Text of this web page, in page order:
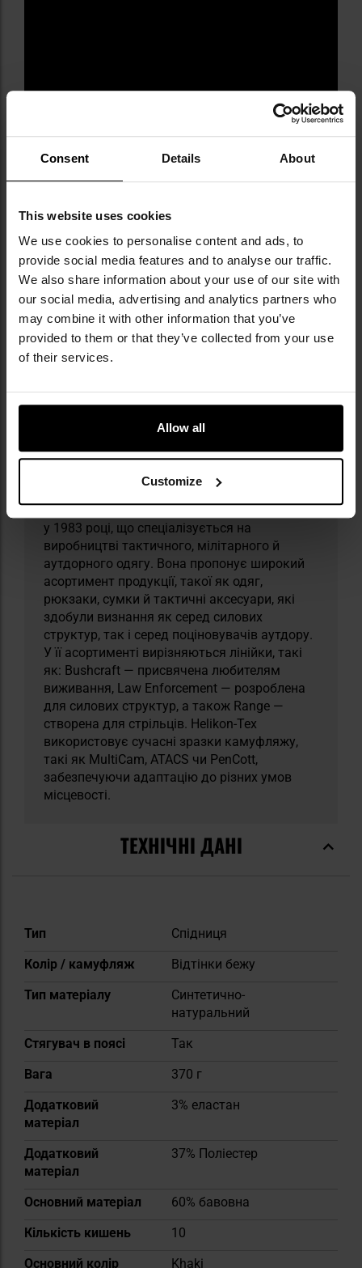
Consent Details About
This website uses cookies
We use cookies to personalise content and ads, to
provide social media features and to analyse our traffic.
We also share information about your use of our site with
our social media, advertising and analytics partners who
may combine it with other information that you’ve
provided to them or that they’ve collected from your use
of their services.
Allow all
Customize
Інформація про виробника та техніку безпеки
Militaria.pl є офіційним дистриб’ютором
бренду Helikon-Tex.
Helikon-Tex — польська компанія, заснована
у 1983 році, що спеціалізується на
виробництві тактичного, мілітарного й
аутдорного одягу. Вона пропонує широкий
асортимент продукції, такої як одяг,
рюкзаки, сумки й тактичні аксесуари, які
здобули визнання як серед силових
структур, так і серед поціновувачів аутдору.
У її асортименті вирізняються лінійки, такі
як: Bushcraft — присвячена любителям
виживання, Law Enforcement — розроблена
для силових структур, а також Range —
створена для стрільців. Helikon-Tex
використовує сучасні зразки камуфляжу,
такі як MultiCam, ATACS чи PenCott,
забезпечуючи адаптацію до різних умов
місцевості.
ТЕХНІЧНІ ДАНІ
Докладніше
Тип
Спідниця
Колір / камуфляж
Відтінки бежу
Тип матеріалу
Синтетично-
натуральний
Стягувач в поясі
Так
Вага
370 г
Додатковий
матеріал
3% еластан
Додатковий
матеріал
37% Поліестер
Основний матеріал
60% бавовна
Кількість кишень
10
Основний колір
Khaki